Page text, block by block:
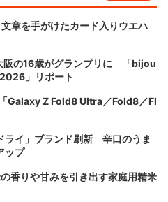
章を手がけたカード入りウエハ
阪の16歳がグランプリに 「bijou
」リポート
Galaxy Z Fold8 Ultra／Fold8／Fl
ライ」ブランド刷新 辛口のうま
ップ
香りや甘みを引き出す家庭用精米